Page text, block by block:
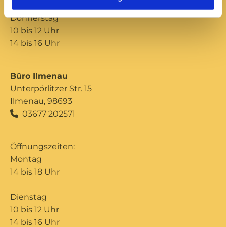
Donnerstag
10 bis 12 Uhr
14 bis 16 Uhr
Büro Ilmenau
Unterpörlitzer Str. 15
Ilmenau, 98693
 03677 202571
Öffnungszeiten:
Montag
14 bis 18 Uhr
Dienstag
10 bis 12 Uhr
14 bis 16 Uhr